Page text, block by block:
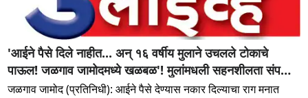
'आईने पैसे दिले नाहीत... अन् १६ वर्षीय मुलाने उचलले टोकाचे
पाऊल! जळगाव जामोदमध्ये खळबळ'! मुलांमधली सहनशीलता संपली
काय?
जळगाव जामोद (प्रतिनिधी): आईने पैसे देण्यास नकार दिल्याचा राग मनात